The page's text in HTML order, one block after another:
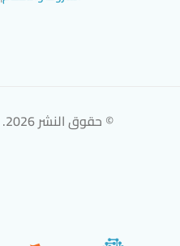
© حقوق النشر 2026. تطوير بواسطة